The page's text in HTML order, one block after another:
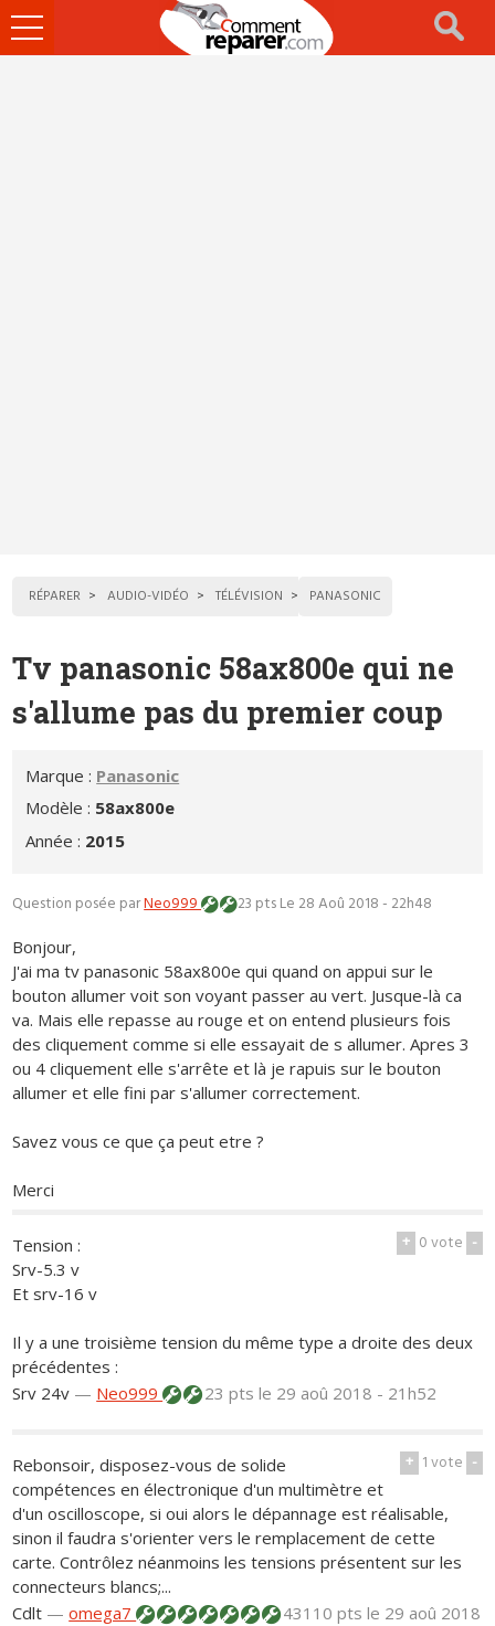
Ouvrir
le
RÉPARER AUDIO-VIDÉO TÉLÉVISION PANASONIC
Tv panasonic 58ax800e qui ne
s'allume pas du premier coup
Marque : Panasonic
Modèle : 58ax800e
Année : 2015
Question posée parNeo999 23 ptsLe 28 Aoû 2018 - 22h48
Bonjour,
J'ai ma tv panasonic 58ax800e qui quand on appui sur le
bouton allumer voit son voyant passer au vert. Jusque-là ca
va. Mais elle repasse au rouge et on entend plusieurs fois
des cliquement comme si elle essayait de s allumer. Apres 3
ou 4 cliquement elle s'arrête et là je rapuis sur le bouton
allumer et elle fini par s'allumer correctement.
Savez vous ce que ça peut etre ?
Merci
+ 0vote -
Tension :
Srv-5.3 v
Et srv-16 v
Il y a une troisième tension du même type a droite des deux
précédentes :
Srv 24v — Neo999 23 ptsle 29 aoû 2018 - 21h52
+ 1vote -
Rebonsoir, disposez-vous de solide
compétences en électronique d'un multimètre et
d'un oscilloscope, si oui alors le dépannage est réalisable,
sinon il faudra s'orienter vers le remplacement de cette
carte. Contrôlez néanmoins les tensions présentent sur les
connecteurs blancs;...
Cdlt —omega7 43110 ptsle 29 aoû 2018